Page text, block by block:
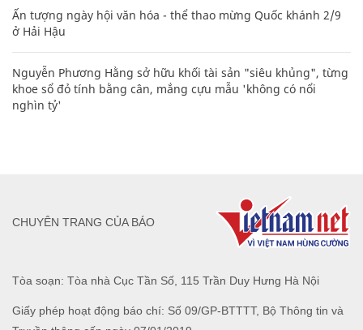
Ấn tượng ngày hội văn hóa - thể thao mừng Quốc khánh 2/9
ở Hải Hậu
Nguyễn Phương Hằng sở hữu khối tài sản "siêu khủng", từng
khoe sổ đỏ tính bằng cân, mắng cựu mẫu 'không có nổi
nghìn tỷ'
Tòa soạn: Tòa nhà Cục Tần Số, 115 Trần Duy Hưng Hà Nội
Giấy phép hoạt động báo chí: Số 09/GP-BTTTT, Bộ Thông tin và
CHUYÊN TRANG CỦA BÁO